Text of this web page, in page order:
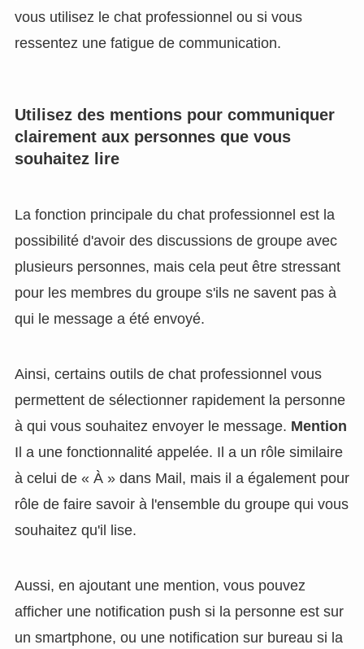
vous utilisez le chat professionnel ou si vous
ressentez une fatigue de communication.
Utilisez des mentions pour communiquer
clairement aux personnes que vous
souhaitez lire
La fonction principale du chat professionnel est la
possibilité d'avoir des discussions de groupe avec
plusieurs personnes, mais cela peut être stressant
pour les membres du groupe s'ils ne savent pas à
qui le message a été envoyé.
Ainsi, certains outils de chat professionnel vous
permettent de sélectionner rapidement la personne
à qui vous souhaitez envoyer le message. Mention
Il a une fonctionnalité appelée. Il a un rôle similaire
à celui de « À » dans Mail, mais il a également pour
rôle de faire savoir à l'ensemble du groupe qui vous
souhaitez qu'il lise.
Aussi, en ajoutant une mention, vous pouvez
afficher une notification push si la personne est sur
un smartphone, ou une notification sur bureau si la